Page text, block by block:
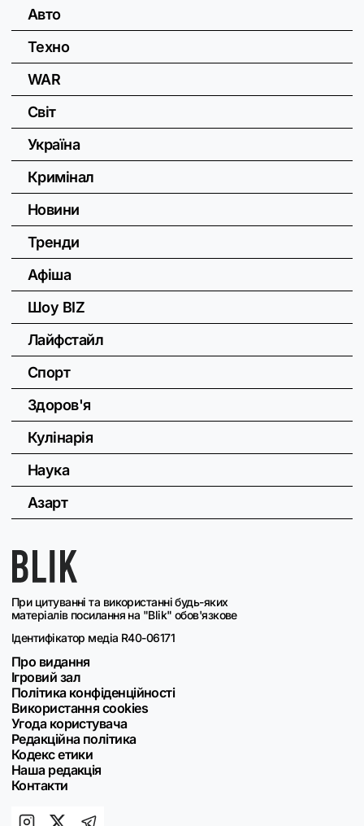
При цитуванні та використанні будь-яких
матеріалів посилання на "Blik" обов'язкове
Ідентифікатор медіа R40-06171
Про видання
Ігровий зал
Політика конфіденційності
Використання cookies
Угода користувача
Редакційна політика
Кодекс етики
Наша редакція
Контакти
Авто
Техно
WAR
Світ
Україна
Кримінал
Новини
Тренди
Афіша
Шоу BIZ
Лайфстайл
Спорт
Здоров'я
Кулінарія
Наука
Азарт